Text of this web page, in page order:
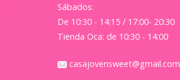
Sábados:
De 10:30 - 14:15 / 17:00- 20:30
Tienda Oca: de 10:30 - 14:00
casajovensweet@gmail.com